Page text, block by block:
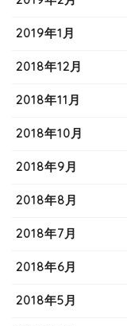
2019年1月
2018年12月
2018年11月
2018年10月
2018年9月
2018年8月
2018年7月
2018年6月
2018年5月